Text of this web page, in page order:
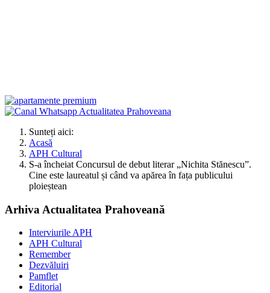
Sunteți aici:
Acasă
APH Cultural
S-a încheiat Concursul de debut literar „Nichita Stănescu”.
Cine este laureatul și când va apărea în fața publicului
ploieștean
Arhiva Actualitatea Prahoveană
Interviurile APH
APH Cultural
Remember
Dezvăluiri
Pamflet
Editorial